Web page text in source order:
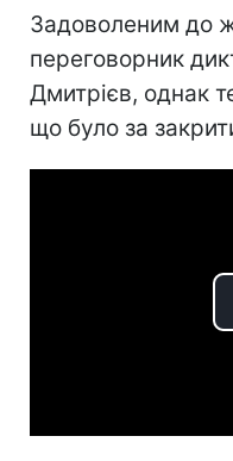
Задоволеним до
переговорник
Дмитрієв, однак
що було за